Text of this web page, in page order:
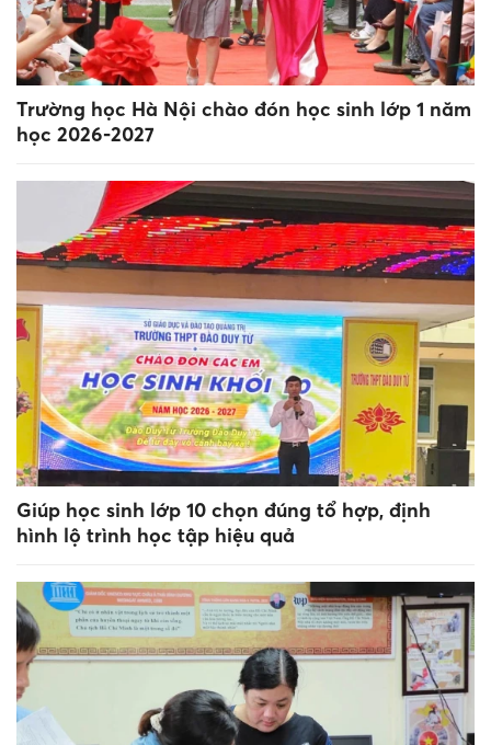
Trường học Hà Nội chào đón học sinh lớp 1 năm
học 2026-2027
Giúp học sinh lớp 10 chọn đúng tổ hợp, định
hình lộ trình học tập hiệu quả